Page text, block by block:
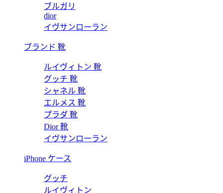
ブルガリ
dior
イヴサンローラン
ブランド 靴
ルイヴィトン 靴
グッチ 靴
シャネル 靴
エルメス 靴
プラダ 靴
Dior 靴
イヴサンローラン
iPhone ケース
グッチ
ルイヴィトン